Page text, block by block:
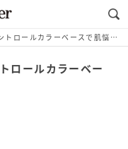
プチプラなのに優秀♡選べるコントロールカラーベースで肌悩み解消
ロールカラーベー